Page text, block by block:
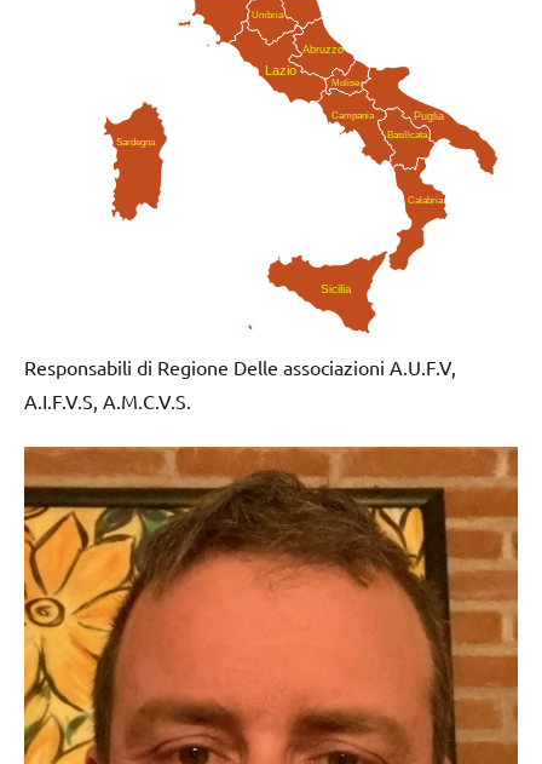
Abruzzo
Puglia
Basilicata
Calabria
Campania
Lazio
Molise
Sardegna
Sicilia
Umbria
Responsabili di Regione Delle associazioni A.U.F.V,
A.I.F.V.S, A.M.C.V.S.